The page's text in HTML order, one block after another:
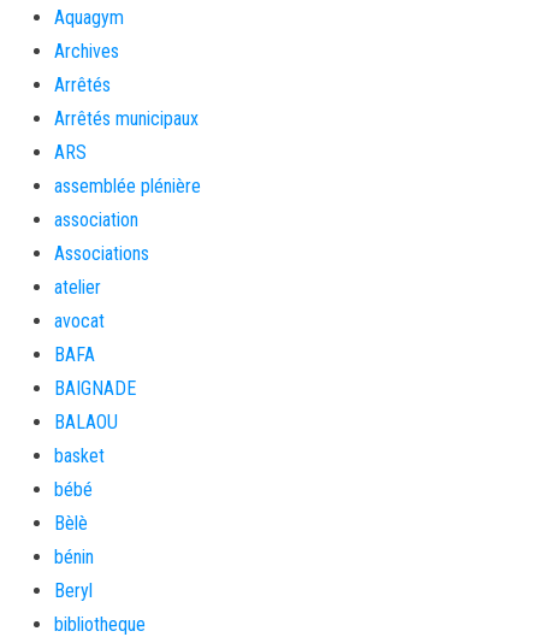
Aquagym
Archives
Arrêtés
Arrêtés municipaux
ARS
assemblée plénière
association
Associations
atelier
avocat
BAFA
BAIGNADE
BALAOU
basket
bébé
Bèlè
bénin
Beryl
bibliotheque